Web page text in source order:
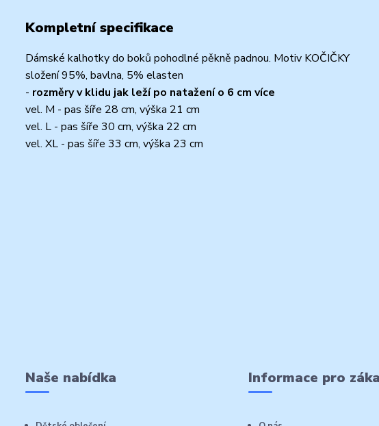
Kompletní specifikace
Dámské kalhotky do boků pohodlné pěkně padnou. Motiv KOČIČKY
složení 95%, bavlna, 5% elasten
- rozměry v klidu jak leží po natažení o 6 cm více
vel. M - pas šíře 28 cm, výška 21 cm
vel. L - pas šíře 30 cm, výška 22 cm
vel. XL - pas šíře 33 cm, výška 23 cm
Naše nabídka Informace pro